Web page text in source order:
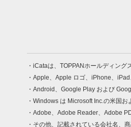
iCataは、TOPPANホールディング
Apple、Apple ロゴ、iPhone、iPad
Android、Google Play および
Windows は Microsoft Inc.の米国お
Adobe、Adobe Reader、Adobe
その他、記載されている会社名、